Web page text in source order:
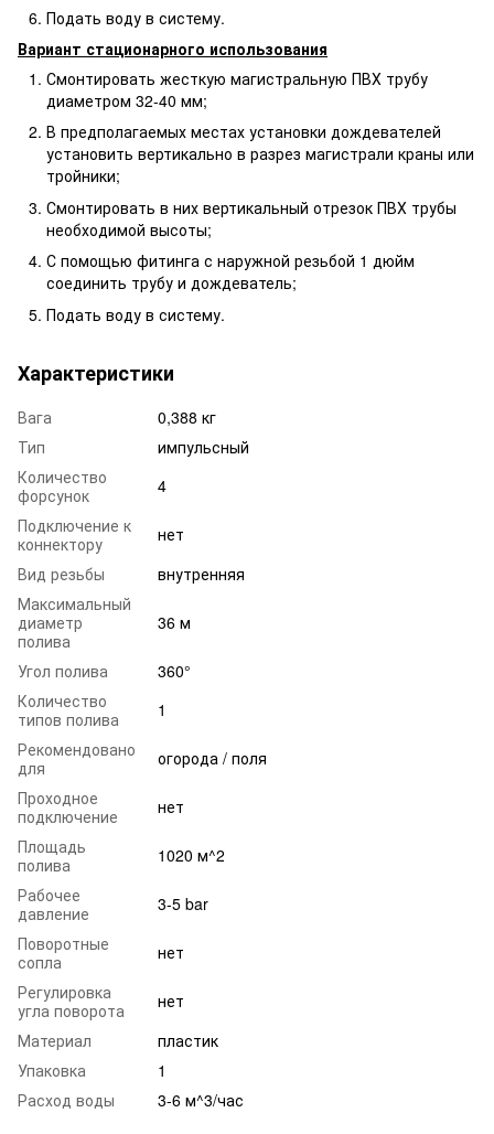
Подать воду в систему.
Вариант стационарного использования
Смонтировать жесткую магистральную ПВХ трубу
диаметром 32-40 мм;
В предполагаемых местах установки дождевателей
установить вертикально в разрез магистрали краны или
тройники;
Смонтировать в них вертикальный отрезок ПВХ трубы
необходимой высоты;
С помощью фитинга с наружной резьбой 1 дюйм
соединить трубу и дождеватель;
Подать воду в систему.
Характеристики
Вага
0,388 кг
Тип
импульсный
Количество
форсунок
4
Подключение к
коннектору
нет
Вид резьбы
внутренняя
Максимальный
диаметр
полива
36 м
Угол полива
360°
Количество
типов полива
1
Рекомендовано
для
огорода / поля
Проходное
подключение
нет
Площадь
полива
1020 м^2
Рабочее
давление
3-5 bar
Поворотные
сопла
нет
Регулировка
угла поворота
нет
Материал
пластик
Упаковка
1
Расход воды
3-6 м^3/час